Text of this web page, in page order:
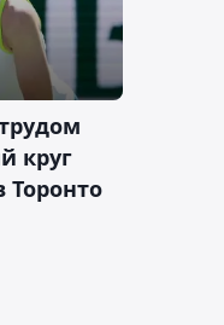
круг
Торонто